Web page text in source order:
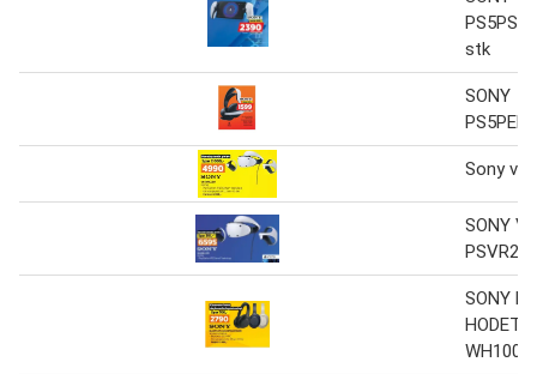
stk
SONY
Sony vr-
SONY
PSVR2
SONY